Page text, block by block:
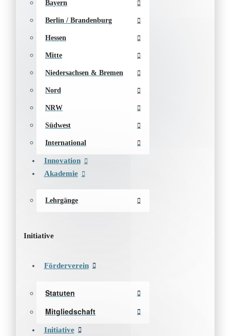
Bayern
Berlin / Brandenburg
Hessen
Mitte
Niedersachsen & Bremen
Nord
NRW
Südwest
International
Innovation
Akademie
Lehrgänge
Initiative
Förderverein
Statuten
Mitgliedschaft
Initiative